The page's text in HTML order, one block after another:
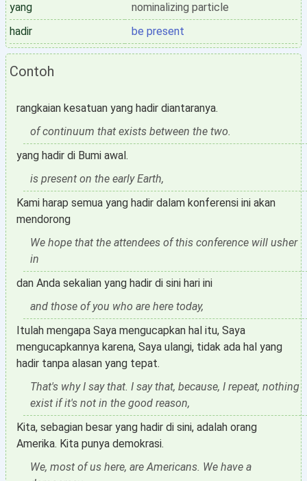
yang
nominalizing particle
hadir
be present
Contoh
rangkaian kesatuan yang hadir diantaranya.
of continuum that exists between the two.
yang hadir di Bumi awal.
is present on the early Earth,
Kami harap semua yang hadir dalam konferensi ini akan
mendorong
We hope that the attendees of this conference will usher
in
dan Anda sekalian yang hadir di sini hari ini
and those of you who are here today,
Itulah mengapa Saya mengucapkan hal itu, Saya
mengucapkannya karena, Saya ulangi, tidak ada hal yang
hadir tanpa alasan yang tepat.
That's why I say that. I say that, because, I repeat, nothing
exist if it's not in the good reason,
Kita, sebagian besar yang hadir di sini, adalah orang
Amerika. Kita punya demokrasi.
We, most of us here, are Americans. We have a